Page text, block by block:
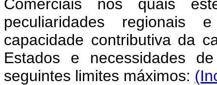
Comerciais nos quais
peculiaridades regionais
capacidade contributiva da
Estados e necessidades
seguintes limites máximos: